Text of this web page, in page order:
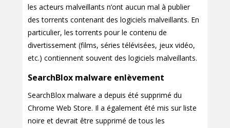
les acteurs malveillants n’ont aucun mal à publier
des torrents contenant des logiciels malveillants. En
particulier, les torrents pour le contenu de
divertissement (films, séries télévisées, jeux vidéo,
etc.) contiennent souvent des logiciels malveillants.
SearchBlox malware enlèvement
SearchBlox malware a depuis été supprimé du
Chrome Web Store. Il a également été mis sur liste
noire et devrait être supprimé de tous les